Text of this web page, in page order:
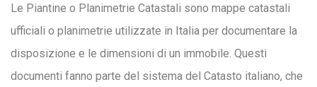
Le Piantine o Planimetrie Catastali sono mappe catastali
ufficiali o planimetrie utilizzate in Italia per documentare la
disposizione e le dimensioni di un immobile. Questi
documenti fanno parte del sistema del Catasto italiano, che